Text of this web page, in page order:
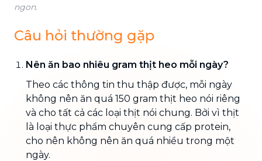
ngon.
Câu hỏi thường gặp
Nên ăn bao nhiêu gram thịt heo mỗi ngày?
Theo các thông tin thu thập được, mỗi ngày
không nên ăn quá 150 gram thịt heo nói riêng
và cho tất cả các loại thịt nói chung. Bởi vì thịt
là loại thực phẩm chuyên cung cấp protein,
cho nên không nên ăn quá nhiều trong một
ngày.